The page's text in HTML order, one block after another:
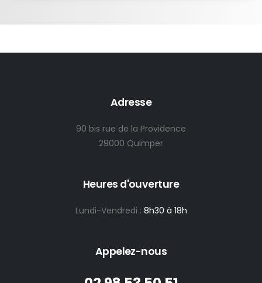
Adresse
90 bis rue de la Providence
29000 Quimper
Heures d'ouverture
Lundi-Vendredi : 8h30 à 18h
Appelez-nous